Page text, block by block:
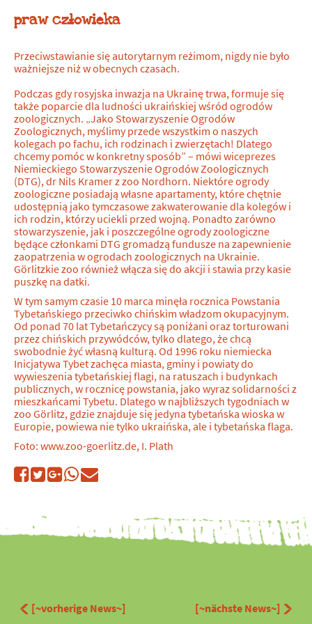
praw człowieka
Przeciwstawianie się autorytarnym reżimom, nigdy nie było
ważniejsze niż w obecnych czasach.
Podczas gdy rosyjska inwazja na Ukrainę trwa, formuje się
także poparcie dla ludności ukraińskiej wśród ogrodów
zoologicznych. „Jako Stowarzyszenie Ogrodów
Zoologicznych, myślimy przede wszystkim o naszych
kolegach po fachu, ich rodzinach i zwierzętach! Dlatego
chcemy pomóc w konkretny sposób” – mówi wiceprezes
Niemieckiego Stowarzyszenie Ogrodów Zoologicznych
(DTG), dr Nils Kramer z zoo Nordhorn. Niektóre ogrody
zoologiczne posiadają własne apartamenty, które chętnie
udostępnią jako tymczasowe zakwaterowanie dla kolegów i
ich rodzin, którzy uciekli przed wojną. Ponadto zarówno
stowarzyszenie, jak i poszczególne ogrody zoologiczne
będące członkami DTG gromadzą fundusze na zapewnienie
zaopatrzenia w ogrodach zoologicznych na Ukrainie.
Görlitzkie zoo również włącza się do akcji i stawia przy kasie
puszkę na datki.
W tym samym czasie 10 marca minęła rocznica Powstania
Tybetańskiego przeciwko chińskim władzom okupacyjnym.
Od ponad 70 lat Tybetańczycy są poniżani oraz torturowani
przez chińskich przywódców, tylko dlatego, że chcą
swobodnie żyć własną kulturą. Od 1996 roku niemiecka
Inicjatywa Tybet zachęca miasta, gminy i powiaty do
wywieszenia tybetańskiej flagi, na ratuszach i budynkach
publicznych, w rocznicę powstania, jako wyraz solidarności z
mieszkańcami Tybetu. Dlatego w najbliższych tygodniach w
zoo Görlitz, gdzie znajduje się jedyna tybetańska wioska w
Europie, powiewa nie tylko ukraińska, ale i tybetańska flaga.
Foto: www.zoo-goerlitz.de, I. Plath
[~vorherige News~] [~nächste News~]